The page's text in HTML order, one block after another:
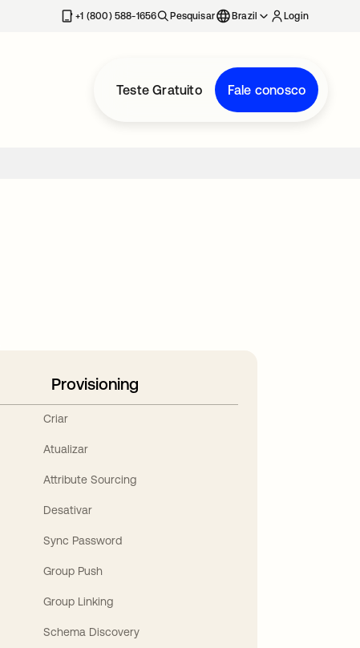
+1 (800) 588-1656 Pesquisar Brazil Login
Teste Gratuito Fale conosco
Provisioning
Criar
Atualizar
Attribute Sourcing
Desativar
Sync Password
Group Push
Group Linking
Schema Discovery